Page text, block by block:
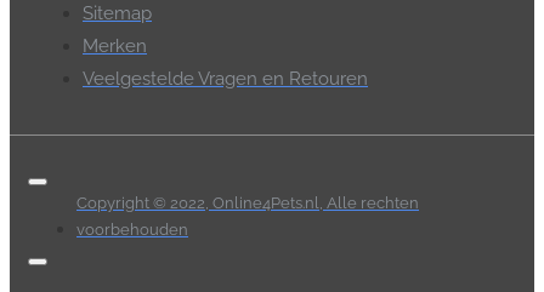
Sitemap
Merken
Veelgestelde Vragen en Retouren
Copyright © 2022, Online4Pets.nl, Alle rechten
voorbehouden